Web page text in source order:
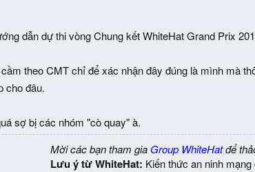
dẫn dự thi vòng Chung kết WhiteHat Grand Prix
theo CMT chỉ để xác nhận đây đúng là mình mà
cho đâu.
sợ bị các nhóm "cò quay" à.
Mời các bạn tham gia Group WhiteHatđể
Lưu ý từ WhiteHat: Kiến thức an ninh